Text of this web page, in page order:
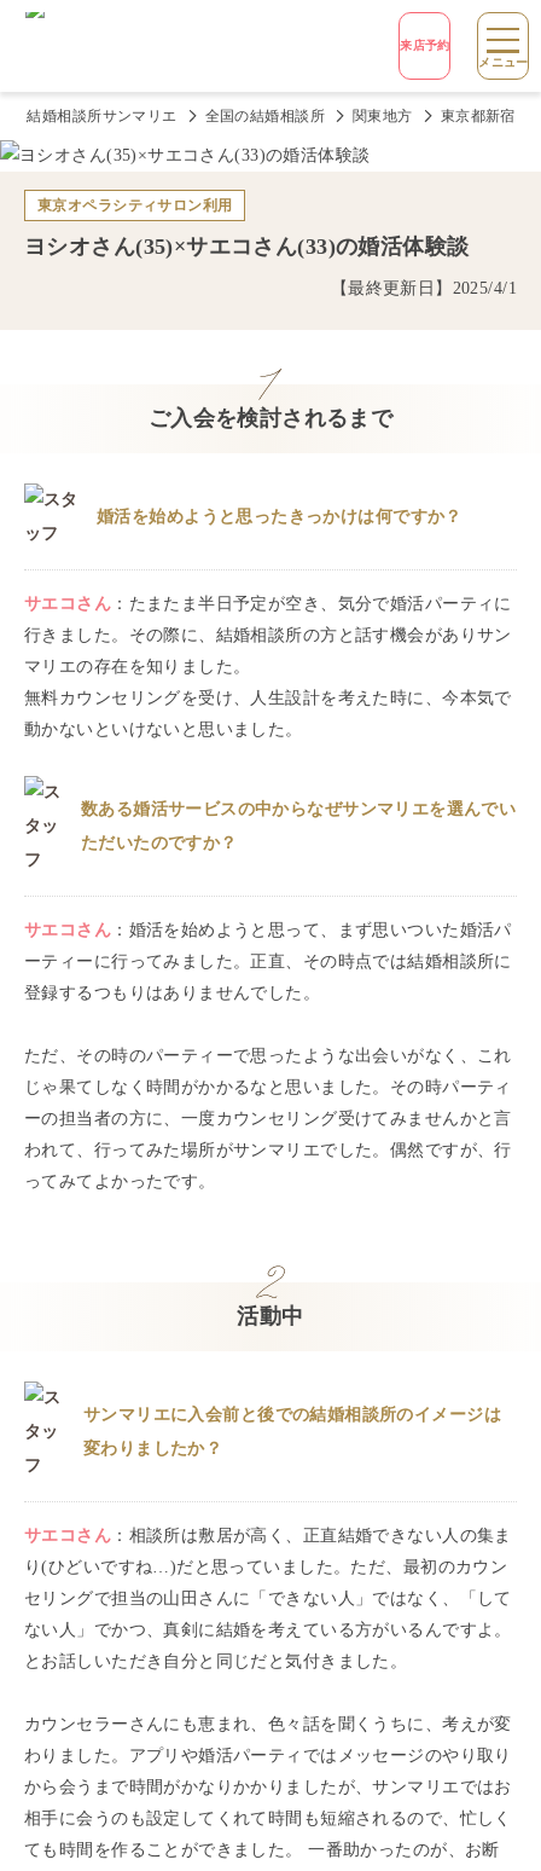
来店予約
メニュー
結婚相談所サンマリエ 全国の結婚相談所 関東地方 東京都新宿の
東京オペラシティサロン利用
ヨシオさん(35)×サエコ さん(33)の婚活体験談
【最終更新日】 2025/4/1
ご入会を検討されるまで
婚活を始めようと思ったきっかけは何ですか？
サエコ さん ： たまたま半日予定が空き、気分で婚活パーティに
行きました。その際に、結婚相談所の方と話す機会がありサン
マリエの存在を知りました。
無料カウンセリングを受け、人生設計を考えた時に、今本気で
動かないといけないと思いました。
数ある婚活サービスの中からなぜサンマリエを選んでい
ただいたのですか？
サエコ さん ： 婚活を始めようと思って、まず思いついた婚活パ
ーティーに行ってみました。正直、その時点では結婚相談所に
登録するつもりはありませんでした。
ただ、その時のパーティーで思ったような出会いがなく、これ
じゃ果てしなく時間がかかるなと思いました。その時パーティ
ーの担当者の方に、一度カウンセリング受けてみませんかと言
われて、行ってみた場所がサンマリエでした。偶然ですが、行
ってみてよかったです。
活動中
サンマリエに入会前と後での結婚相談所のイメージは
変わりましたか？
サエコ さん ： 相談所は敷居が高く、正直結婚できない人の集ま
り(ひどいですね…)だと思っていました。ただ、最初のカウン
セリングで担当の山田さんに「できない人」ではなく、「して
ない人」でかつ、真剣に結婚を考えている方がいるんですよ。
とお話しいただき自分と同じだと気付きました。
カウンセラーさんにも恵まれ、色々話を聞くうちに、考えが変
わりました。アプリや婚活パーティではメッセージのやり取り
から会うまで時間がかなりかかりましたが、サンマリエではお
相手に会うのも設定してくれて時間も短縮されるので、忙しく
ても時間を作ることができました。 一番助かったのが、お断